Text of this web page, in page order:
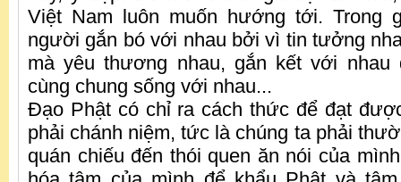
Việt Nam luôn muốn hướng tới. Trong
người gắn bó với nhau bởi vì tin tưởng
mà yêu thương nhau, gắn kết với nhau
cùng chung sống với nhau...
Đạo Phật có chỉ ra cách thức để đạt
phải chánh niệm, tức là chúng ta phải
quán chiếu đến thói quen ăn nói của